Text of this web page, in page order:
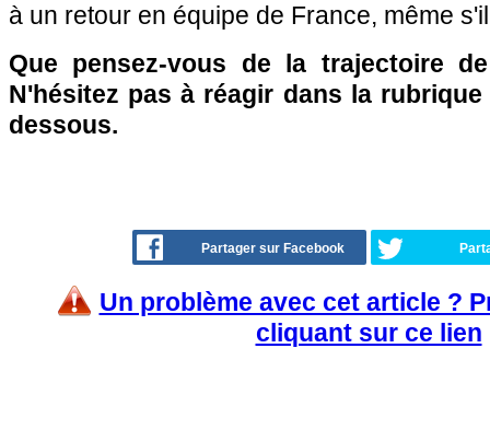
à un retour en équipe de France, même
Que pensez-vous de la trajectoire
N'hésitez pas à réagir dans la rubrique
dessous.
Partager sur Facebook
Un problème avec cet article ?
cliquant sur ce lien